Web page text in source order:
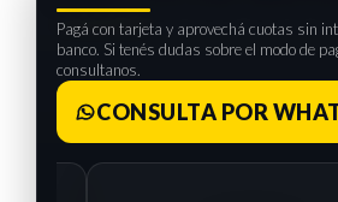
Pagá con tarjeta y aprovechá cuotas sin
banco. Si tenés dudas sobre el modo de
consultanos.
CONSULTA POR